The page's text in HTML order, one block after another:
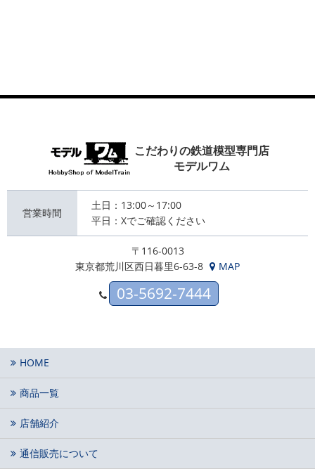
こだわりの鉄道模型専門店
モデルワム
営業時間
土日：13:00～17:00
平日：Xでご確認ください
〒116-0013
東京都荒川区西日暮里6-63-8
MAP
03-5692-7444
HOME
商品一覧
店舗紹介
通信販売について